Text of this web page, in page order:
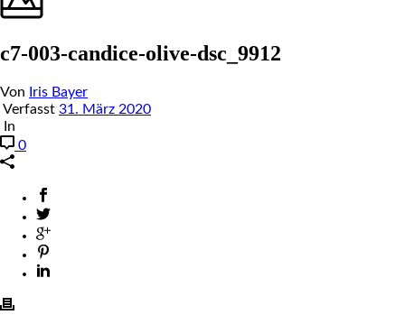
c7-003-candice-olive-dsc_9912
Von
Iris Bayer
Verfasst 31. März 2020
In
0